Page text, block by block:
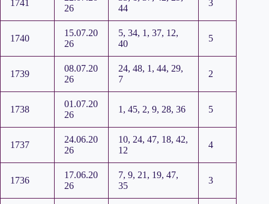
1741
26
44
3
1740
15.07.20
26
5, 34, 1, 37, 12,
40
5
1739
08.07.20
26
24, 48, 1, 44, 29,
7
2
1738
01.07.20
26
1, 45, 2, 9, 28, 36 5
1737
24.06.20
26
10, 24, 47, 18, 42,
12
4
1736
17.06.20
26
7, 9, 21, 19, 47,
35
3